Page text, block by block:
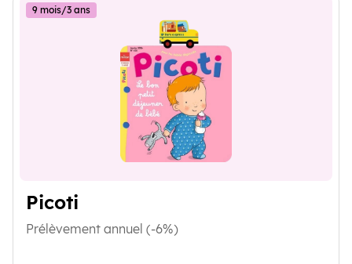
Picoti
9 mois/3 ans
Prélèvement annuel (-6%)